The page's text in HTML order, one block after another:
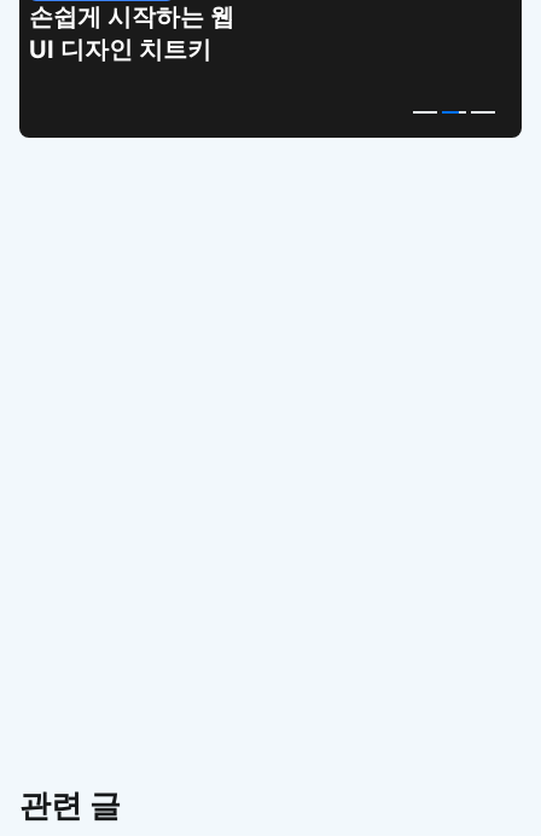
손쉽게 시작하는 웹
UI 디자인 치트키
관련 글